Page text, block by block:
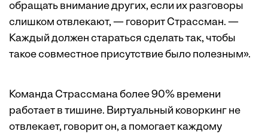
обращать внимание других, если их разговоры
слишком отвлекают, — говорит Страссман. —
Каждый должен стараться сделать так, чтобы
такое совместное присутствие было полезным».
Команда Страссмана более 90% времени
работает в тишине. Виртуальный коворкинг не
отвлекает, говорит он, а помогает каждому